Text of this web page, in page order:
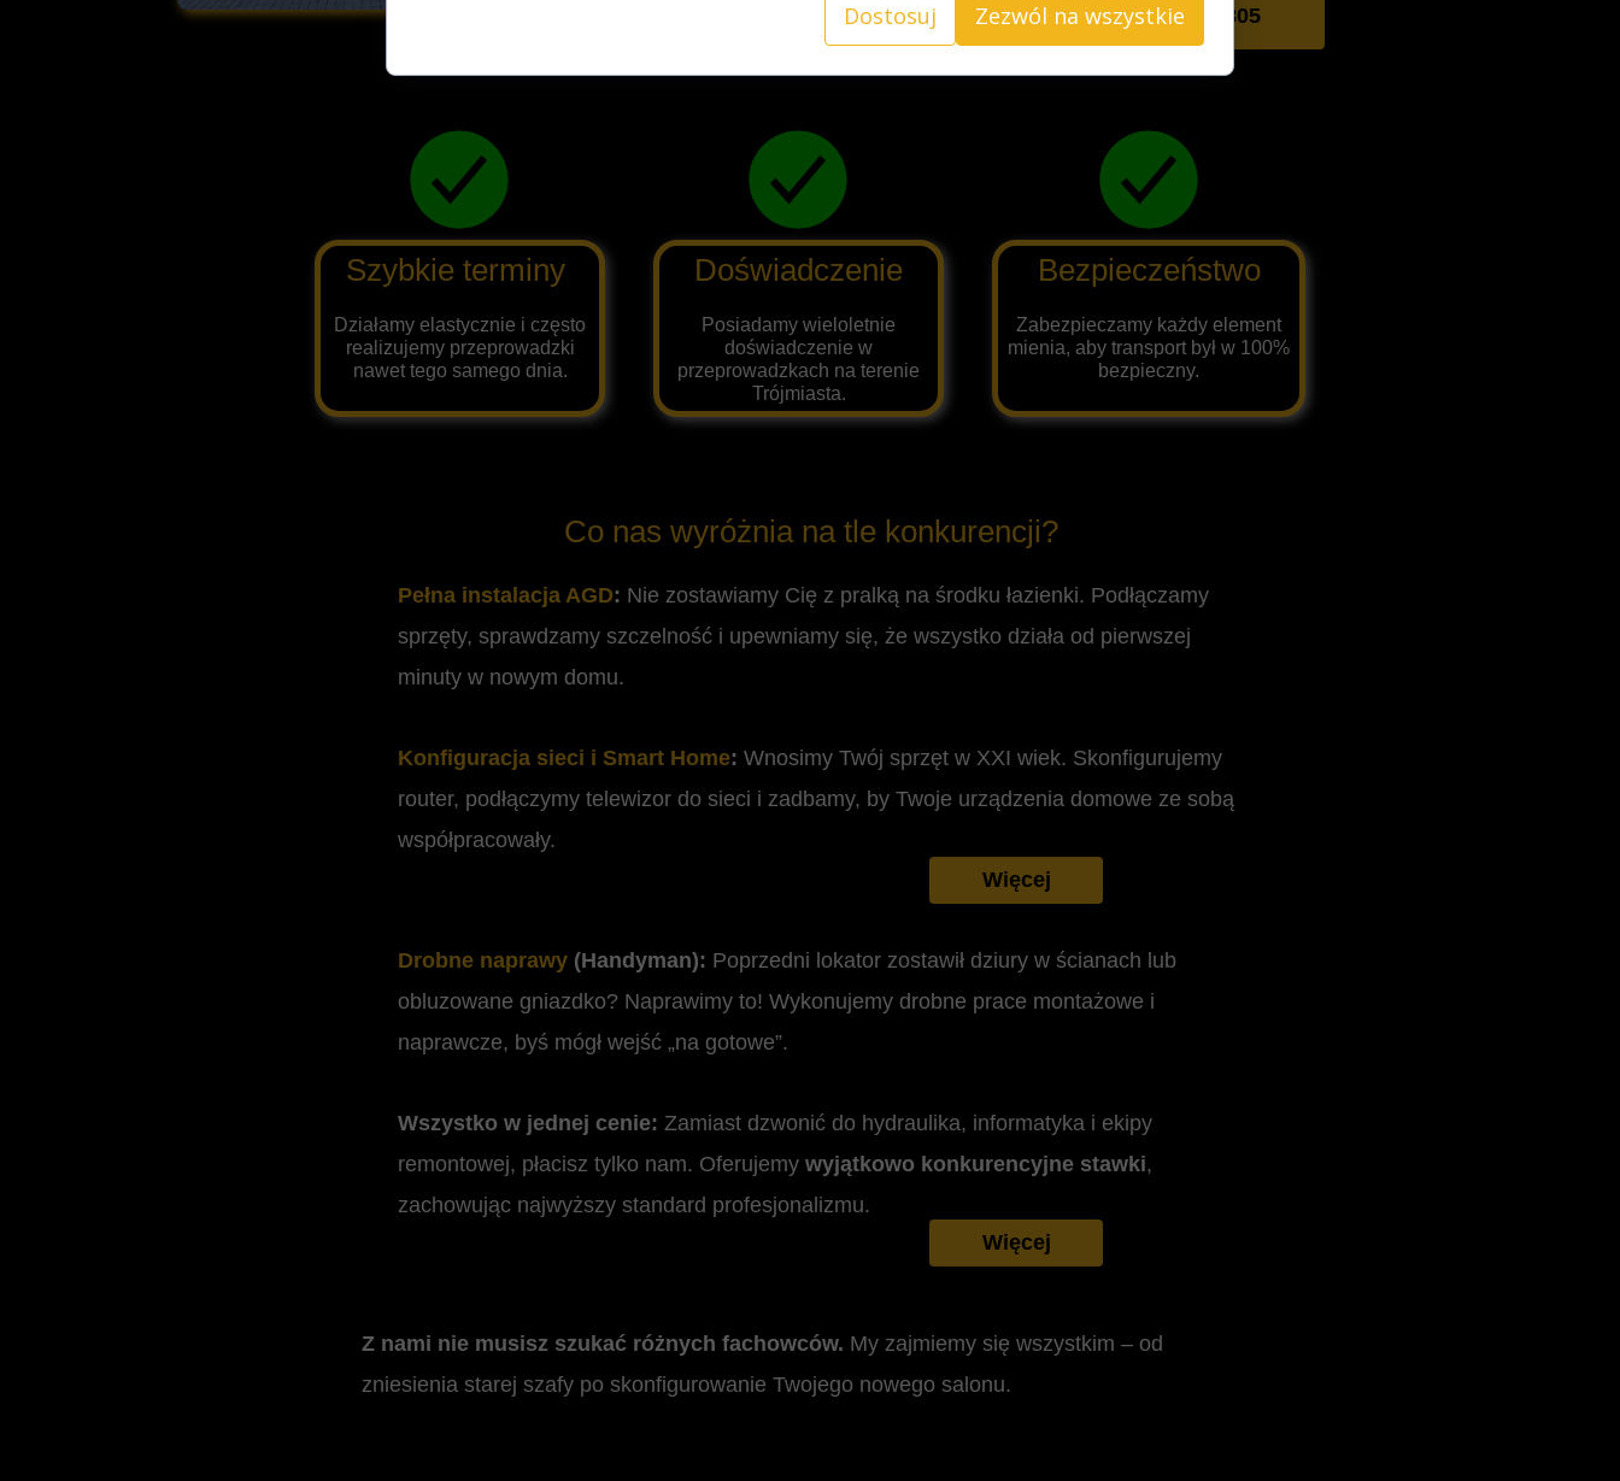
Szybkie terminy
Działamy elastycznie i często
realizujemy przeprowadzki
nawet tego samego dnia.
Doświadczenie
Posiadamy wieloletnie
doświadczenie w
przeprowadzkach na terenie
Trójmiasta.
Bezpieczeństwo
Zabezpieczamy każdy element
mienia, aby transport był w 100%
bezpieczny.
Więcej
Więcej
Co nas wyróżnia na tle konkurencji?
Pełna instalacja AGD: Nie zostawiamy Cię z pralką na środku łazienki. Podłączamy
sprzęty, sprawdzamy szczelność i upewniamy się, że wszystko działa od pierwszej
minuty w nowym domu.
Konfiguracja sieci i Smart Home: Wnosimy Twój sprzęt w XXI wiek. Skonfigurujemy
router, podłączymy telewizor do sieci i zadbamy, by Twoje urządzenia domowe ze sobą
współpracowały.
Drobne naprawy (Handyman): Poprzedni lokator zostawił dziury w ścianach lub
obluzowane gniazdko? Naprawimy to! Wykonujemy drobne prace montażowe i
naprawcze, byś mógł wejść „na gotowe”.
Wszystko w jednej cenie: Zamiast dzwonić do hydraulika, informatyka i ekipy
remontowej, płacisz tylko nam. Oferujemy wyjątkowo konkurencyjne stawki,
zachowując najwyższy standard profesjonalizmu.
Z nami nie musisz szukać różnych fachowców. My zajmiemy się wszystkim – od
zniesienia starej szafy po skonfigurowanie Twojego nowego salonu.
660 765 805
Dostosuj Zezwól na wszystkie